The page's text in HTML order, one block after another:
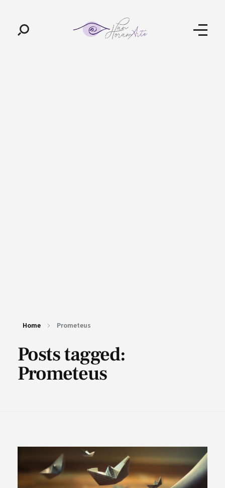
Home Prometeus
Posts tagged:
Prometeus